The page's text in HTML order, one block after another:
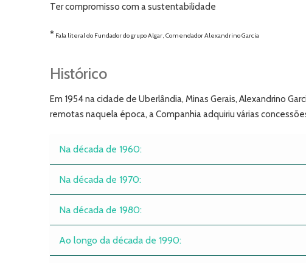
Ter compromisso com a sustentabilidade
* Fala literal do Fundador do grupo Algar, Comendador Alexandrino Garcia
Histórico
Em 1954 na cidade de Uberlândia, Minas Gerais, Alexandrino
remotas naquela época, a Companhia adquiriu várias
Na década de 1960:
Na década de 1970:
Na década de 1980:
Ao longo da década de 1990: